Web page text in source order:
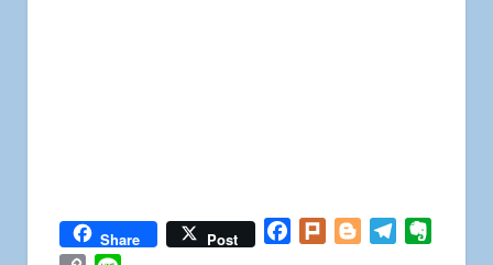
Share Post Facebook
Plurk BloggerTelegram